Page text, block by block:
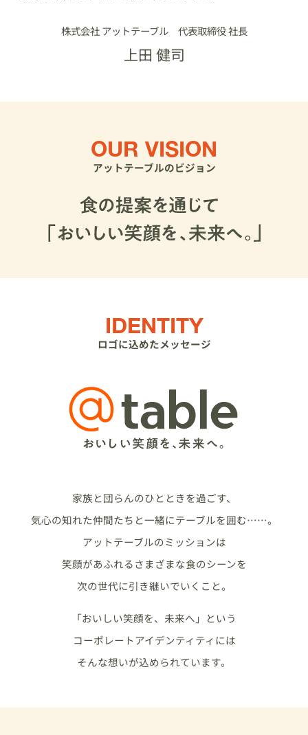
株式会社 アットテーブル 代表取締役 社長
上田 健司
OUR VISION
アットテーブルのビジョン
IDENTITY
ロゴに込めたメッセージ
家族と団らんのひとときを過ごす、
気心の知れた仲間たちと一緒にテーブルを囲む……。
アットテーブルのミッションは
笑顔があふれるさまざまな食のシーンを
次の世代に引き継いでいくこと。
「おいしい笑顔を、未来へ」という
コーポレートアイデンティティには
そんな想いが込められています。